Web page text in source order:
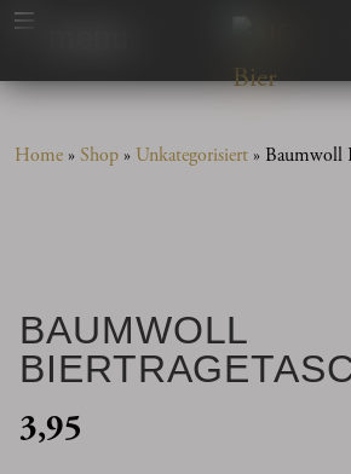
Home »Shop » Unkategorisiert » Baumwoll
BAUMWOLL
3,95